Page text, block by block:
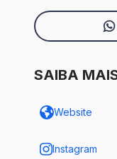
SAIBA
Website
Instagram